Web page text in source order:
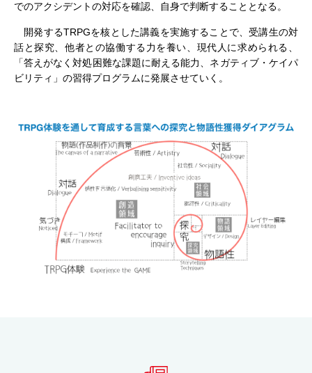
でのアクシデントの対応を確認、自身で判断することとなる。
開発するTRPGを核とした講義を実施することで、受講生の対
話と探究、他者との協働する力を養い、現代人に求められる、
「答えがなく対処困難な課題に耐える能力、ネガティブ・ケイパ
ビリティ」の習得プログラムに発展させていく。